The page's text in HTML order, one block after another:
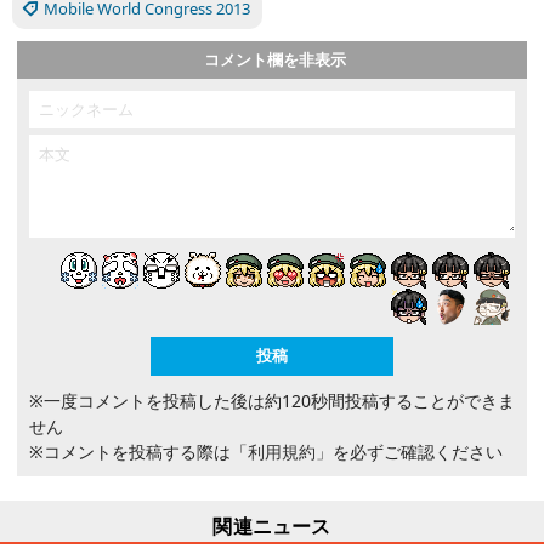
Mobile World Congress 2013
コメント欄を非表示
※一度コメントを投稿した後は約120秒間投稿することができま
せん
※コメントを投稿する際は 「利用規約」 を必ずご確認ください
関連ニュース